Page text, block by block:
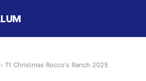
› Tt Christmas Rocco's Ranch 2025